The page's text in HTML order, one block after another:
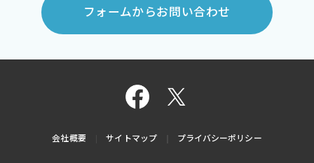
フォームからお問い合わせ
会社概要 サイトマップ プライバシーポリシー